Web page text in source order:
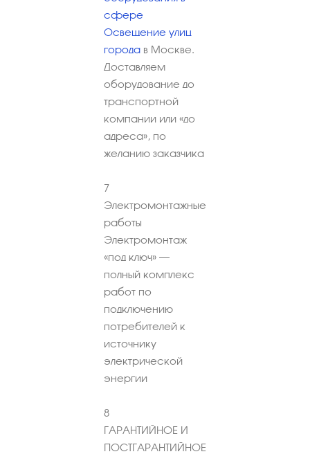
сфере
Освещение улиц
города в Москве.
Доставляем
оборудование до
транспортной
компании или «до
адреса», по
желанию заказчика
7
Электромонтажные
работы
Электромонтаж
«под ключ» –
полный комплекс
работ по
подключению
потребителей к
источнику
электрической
энергии
8
ГАРАНТИЙНОЕ И
ПОСТГАРАНТИЙНОЕ